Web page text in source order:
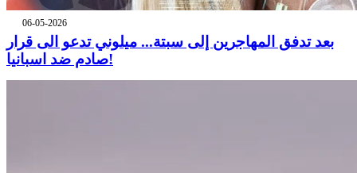
06-05-2026
بعد تدفق المهاجرين إلى سبتة... ميلوني تدعو الى قرار
صادم ضد اسبانيا!